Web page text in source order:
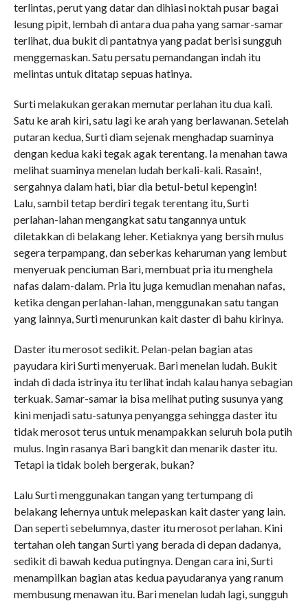
terlintas, perut yang datar dan dihiasi noktah pusar bagai
lesung pipit, lembah di antara dua paha yang samar-samar
terlihat, dua bukit di pantatnya yang padat berisi sungguh
menggemaskan. Satu persatu pemandangan indah itu
melintas untuk ditatap sepuas hatinya.
Surti melakukan gerakan memutar perlahan itu dua kali.
Satu ke arah kiri, satu lagi ke arah yang berlawanan. Setelah
putaran kedua, Surti diam sejenak menghadap suaminya
dengan kedua kaki tegak agak terentang. Ia menahan tawa
melihat suaminya menelan ludah berkali-kali. Rasain!,
sergahnya dalam hati, biar dia betul-betul kepengin!
Lalu, sambil tetap berdiri tegak terentang itu, Surti
perlahan-lahan mengangkat satu tangannya untuk
diletakkan di belakang leher. Ketiaknya yang bersih mulus
segera terpampang, dan seberkas keharuman yang lembut
menyeruak penciuman Bari, membuat pria itu menghela
nafas dalam-dalam. Pria itu juga kemudian menahan nafas,
ketika dengan perlahan-lahan, menggunakan satu tangan
yang lainnya, Surti menurunkan kait daster di bahu kirinya.
Daster itu merosot sedikit. Pelan-pelan bagian atas
payudara kiri Surti menyeruak. Bari menelan ludah. Bukit
indah di dada istrinya itu terlihat indah kalau hanya sebagian
terkuak. Samar-samar ia bisa melihat puting susunya yang
kini menjadi satu-satunya penyangga sehingga daster itu
tidak merosot terus untuk menampakkan seluruh bola putih
mulus. Ingin rasanya Bari bangkit dan menarik daster itu.
Tetapi ia tidak boleh bergerak, bukan?
Lalu Surti menggunakan tangan yang tertumpang di
belakang lehernya untuk melepaskan kait daster yang lain.
Dan seperti sebelumnya, daster itu merosot perlahan. Kini
tertahan oleh tangan Surti yang berada di depan dadanya,
sedikit di bawah kedua putingnya. Dengan cara ini, Surti
menampilkan bagian atas kedua payudaranya yang ranum
membusung menawan itu. Bari menelan ludah lagi, sungguh